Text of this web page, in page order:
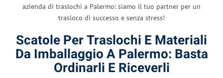
azienda di traslochi a Palermo: siamo il tuo partner per un
trasloco di successo e senza stress!
Scatole Per Traslochi E Materiali
Da Imballaggio A Palermo: Basta
Ordinarli E Riceverli